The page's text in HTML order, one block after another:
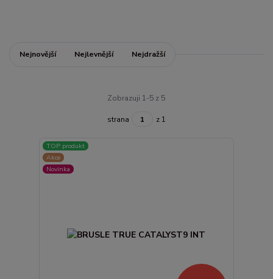
Nejnovější Nejlevnější Nejdražší
Zobrazuji 1-5 z 5
strana z 1
TOP produkt
Akce
Novinka